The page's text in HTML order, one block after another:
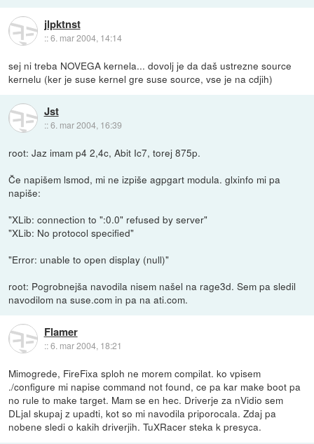
jlpktnst
::6. mar 2004, 14:14
sej ni treba NOVEGA kernela... dovolj je da daš ustrezne source
kernelu (ker je suse kernel gre suse source, vse je na cdjih)
Jst
::6. mar 2004, 16:39
root: Jaz imam p4 2,4c, Abit Ic7, torej 875p.
Če napišem lsmod, mi ne izpiše agpgart modula. glxinfo mi pa
napiše:
"XLib: connection to ":0.0" refused by server"
"XLib: No protocol specified"
"Error: unable to open display (null)"
root: Pogrobnejša navodila nisem našel na rage3d. Sem pa sledil
navodilom na suse.com in pa na ati.com.
Flamer
::6. mar 2004, 18:21
Mimogrede, FireFixa sploh ne morem compilat. ko vpisem
./configure mi napise command not found, ce pa kar make boot pa
no rule to make target. Mam se en hec. Driverje za nVidio sem
DLjal skupaj z upadti, kot so mi navodila priporocala. Zdaj pa
nobene sledi o kakih driverjih. TuXRacer steka k presyca.